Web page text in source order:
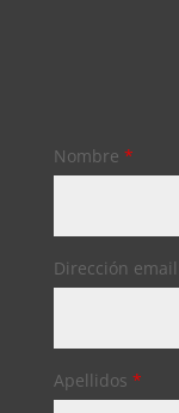
Nombre *
Dirección email
Apellidos *